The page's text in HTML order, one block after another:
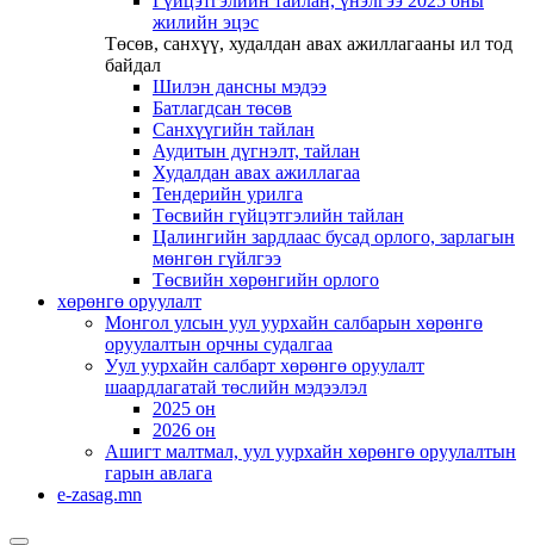
жилийн эцэс
Төсөв, санхүү, худалдан авах ажиллагааны ил тод
байдал
Шилэн дансны мэдээ
Батлагдсан төсөв
Санхүүгийн тайлан
Аудитын дүгнэлт, тайлан
Худалдан авах ажиллагаа
Тендерийн урилга
Төсвийн гүйцэтгэлийн тайлан
Цалингийн зардлаас бусад орлого, зарлагын
мөнгөн гүйлгээ
Төсвийн хөрөнгийн орлого
хөрөнгө оруулалт
Монгол улсын уул уурхайн салбарын хөрөнгө
оруулалтын орчны судалгаа
Уул уурхайн салбарт хөрөнгө оруулалт
шаардлагатай төслийн мэдээлэл
2025 он
2026 он
Ашигт малтмал, уул уурхайн хөрөнгө оруулалтын
гарын авлага
e-zasag.mn